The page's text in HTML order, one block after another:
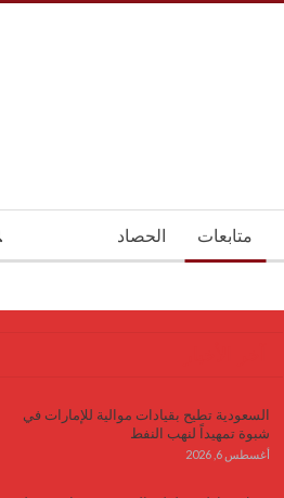
متابعات الحصاد
السعودية تطيح بقيادات موالية للإمارات في
شبوة تمهيداً لنهب النفط
أغسطس 6, 2026